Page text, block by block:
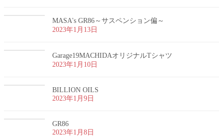
MASA's GR86～サスペンション偏～
2023年1月13日
Garage19MACHIDAオリジナルTシャツ
2023年1月10日
BILLION OILS
2023年1月9日
GR86
2023年1月8日